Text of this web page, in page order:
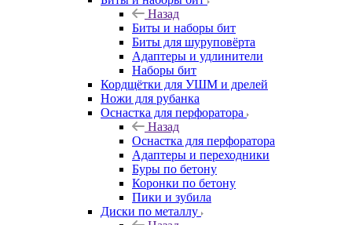
Назад
Биты и наборы бит
Биты для шуруповёрта
Адаптеры и удлинители
Наборы бит
Кордщётки для УШМ и дрелей
Ножи для рубанка
Оснастка для перфоратора
Назад
Оснастка для перфоратора
Адаптеры и переходники
Буры по бетону
Коронки по бетону
Пики и зубила
Диски по металлу